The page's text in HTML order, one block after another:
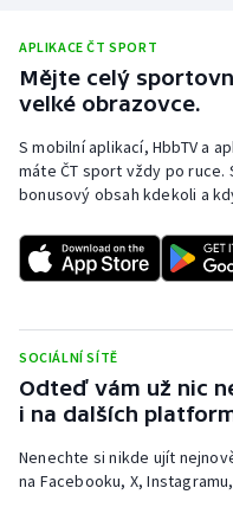
APLIKACE ČT SPORT
Mějte celý
velké obrazovce.
S mobilní aplikací, HbbTV a
máte ČT sport vždy po
bonusový obsah kdekoli a
SOCIÁLNÍ SÍTĚ
Odteď vám už nic
i na dalších
Nenechte si nikde ujít
na Facebooku, X,